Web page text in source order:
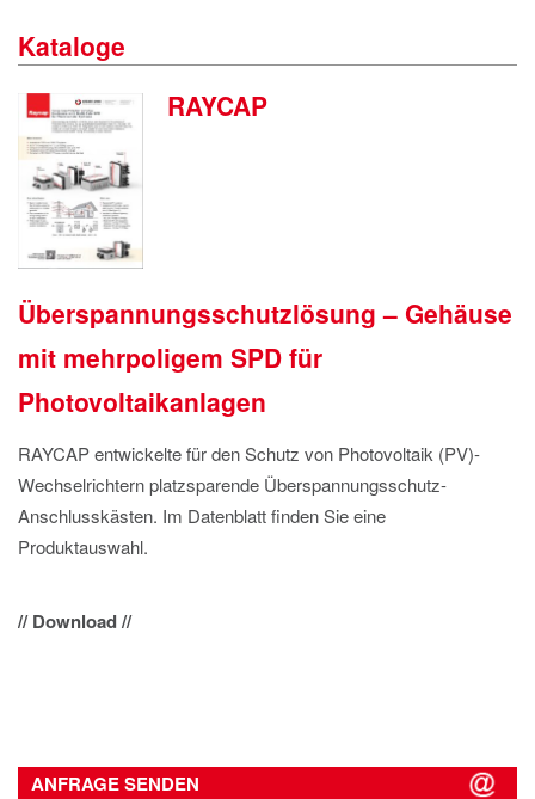
DATENSCHUTZ
Kataloge
RAYCAP
Überspannungsschutzlösung – Gehäuse
mit mehrpoligem SPD für
Photovoltaikanlagen
RAYCAP entwickelte für den Schutz von Photovoltaik (PV)-
Wechselrichtern platzsparende Überspannungsschutz-
Anschlusskästen. Im Datenblatt finden Sie eine
Produktauswahl.
// Download //
ANFRAGE SENDEN